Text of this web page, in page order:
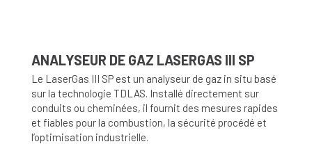
ANALYSEUR DE GAZ LASERGAS III SP
Le LaserGas III SP est un analyseur de gaz in situ basé
sur la technologie TDLAS. Installé directement sur
conduits ou cheminées, il fournit des mesures rapides
et fiables pour la combustion, la sécurité procédé et
l’optimisation industrielle.